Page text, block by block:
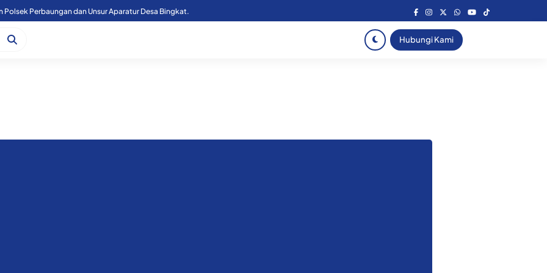
Hubungi Kami